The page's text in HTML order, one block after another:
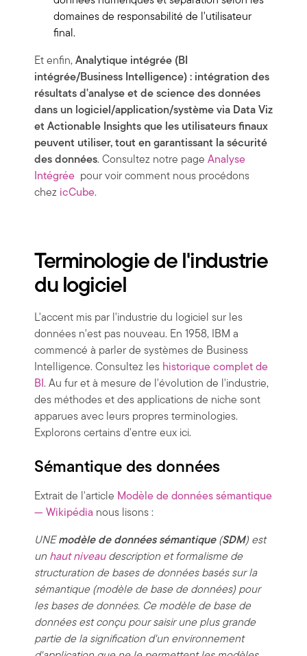
domaines de responsabilité de l'utilisateur
final.
Et enfin, Analytique intégrée (BI
intégrée/Business Intelligence) : intégration des
résultats d'analyse et de science des données
dans un logiciel/application/système via Data Viz
et Actionable Insights que les utilisateurs finaux
peuvent utiliser, tout en garantissant la sécurité
des données. Consultez notre page Analyse
Intégrée pour voir comment nous procédons
chez icCube.
Terminologie de l'industrie
du logiciel
L'accent mis par l'industrie du logiciel sur les
données n'est pas nouveau. En 1958, IBM a
commencé à parler de systèmes de Business
Intelligence. Consultez les historique complet de
BI. Au fur et à mesure de l'évolution de l'industrie,
des méthodes et des applications de niche sont
apparues avec leurs propres terminologies.
Explorons certains d'entre eux ici.
Sémantique des données
Extrait de l'article Modèle de données sémantique
— Wikipédia nous lisons :
UNE modèle de données sémantique(SDM) est
un haut niveaudescription et formalisme de
structuration de bases de données basés sur la
sémantique (modèle de base de données) pour
les bases de données. Ce modèle de base de
données est conçu pour saisir une plus grande
partie de la signification d'un environnement